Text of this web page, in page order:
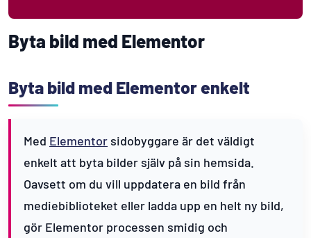
Byta bild med Elementor
Byta bild med Elementor enkelt
Med Elementor sidobyggare är det väldigt
enkelt att byta bilder själv på sin hemsida.
Oavsett om du vill uppdatera en bild från
mediebiblioteket eller ladda upp en helt ny bild,
gör Elementor processen smidig och